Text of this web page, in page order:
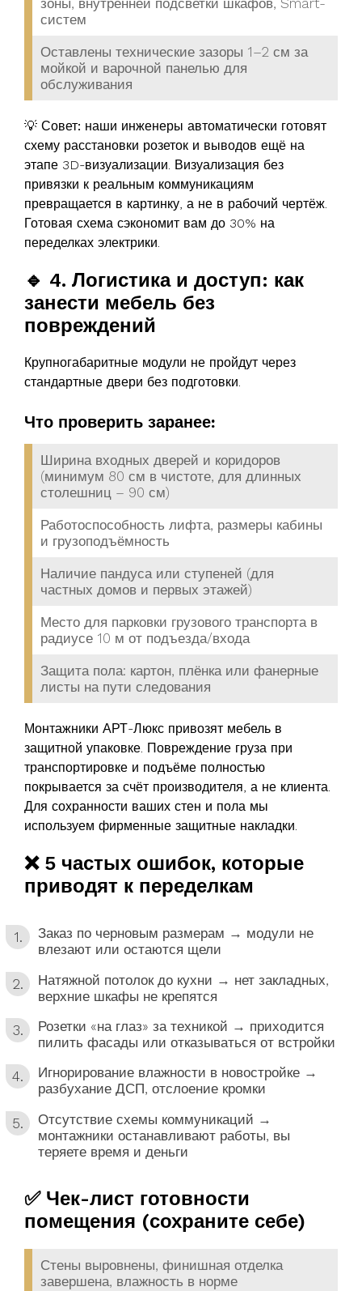
систем
Оставлены технические зазоры 1–2 см за
мойкой и варочной панелью для
обслуживания
💡 Совет: наши инженеры автоматически готовят
схему расстановки розеток и выводов ещё на
этапе 3D-визуализации. Визуализация без
привязки к реальным коммуникациям
превращается в картинку, а не в рабочий чертёж.
Готовая схема сэкономит вам до 30% на
переделках электрики.
🔹 4. Логистика и доступ: как
занести мебель без
повреждений
Крупногабаритные модули не пройдут через
стандартные двери без подготовки.
Что проверить заранее:
Ширина входных дверей и коридоров
(минимум 80 см в чистоте, для длинных
столешниц – 90 см)
Работоспособность лифта, размеры кабины
и грузоподъёмность
Наличие пандуса или ступеней (для
частных домов и первых этажей)
Место для парковки грузового транспорта в
радиусе 10 м от подъезда/входа
Защита пола: картон, плёнка или фанерные
листы на пути следования
Монтажники АРТ-Люкс привозят мебель в
защитной упаковке. Повреждение груза при
транспортировке и подъёме полностью
покрывается за счёт производителя , а не клиента.
Для сохранности ваших стен и пола мы
используем фирменные защитные накладки.
❌ 5 частых ошибок, которые
приводят к переделкам
Заказ по черновым размерам → модули не
влезают или остаются щели
Натяжной потолок до кухни → нет закладных,
верхние шкафы не крепятся
Розетки «на глаз» за техникой → приходится
пилить фасады или отказываться от встройки
Игнорирование влажности в новостройке →
разбухание ДСП, отслоение кромки
Отсутствие схемы коммуникаций →
монтажники останавливают работы, вы
теряете время и деньги
✅ Чек-лист готовности
помещения (сохраните себе)
Стены выровнены, финишная отделка
завершена, влажность в норме